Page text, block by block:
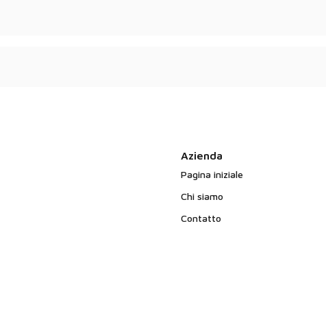
Azienda
Pagina iniziale
Chi siamo
Contatto